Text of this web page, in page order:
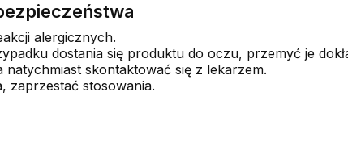
alergicznych.
dostania się produktu do oczu, przemyć je
natychmiast skontaktować się z lekarzem.
zaprzestać stosowania.